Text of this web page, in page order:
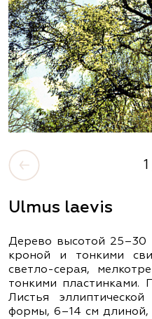
1
Ulmus laevis
Дерево высотой 25–30
кроной и тонкими
светло-серая,
тонкими пластинками.
Листья
формы, 6–14 см длиной,